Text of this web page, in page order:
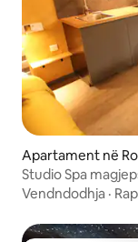
Apartament në
Studio Spa
kondicioner,
Vendndodhja ·